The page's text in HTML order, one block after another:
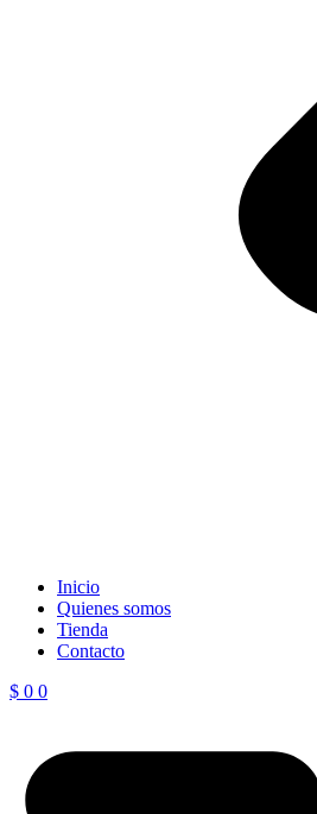
Inicio
Quienes somos
Tienda
Contacto
$ 0 0